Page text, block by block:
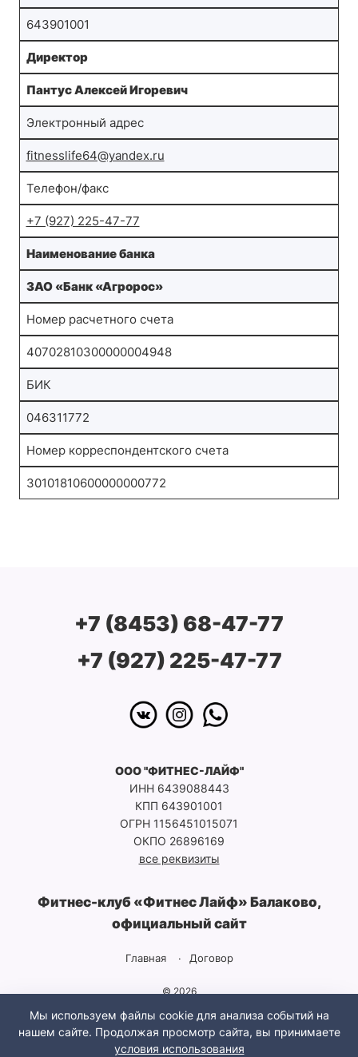
643901001
Директор
Пантус Алексей Игоревич
Электронный адрес
fitnesslife64@yandex.ru
Телефон/факс
+7 (927) 225-47-77
Наименование банка
ЗАО «Банк «Агророс»
Номер расчетного счета
40702810300000004948
БИК
046311772
Номер корреспондентского счета
30101810600000000772
Фитнес-клуб «Фитнес Лайф» Балаково,
официальный сайт
Главная Договор
© 2026
информация о ценах, а также профессиональный тренерский
состав и лучшее оборудование в городе Балаково
Политика конфиденциальности· Разработка сайта и дизайн:
Мы используем файлы cookie для анализа событий на
нашем сайте. Продолжая просмотр сайта, вы принимаете
условия использования
ООО "ФИТНЕС-ЛАЙФ"
ИНН 6439088443
КПП 643901001
ОГРН 1156451015071
ОКПО 26896169
все реквизиты
+7 (8453) 68-47-77
+7 (927) 225-47-77